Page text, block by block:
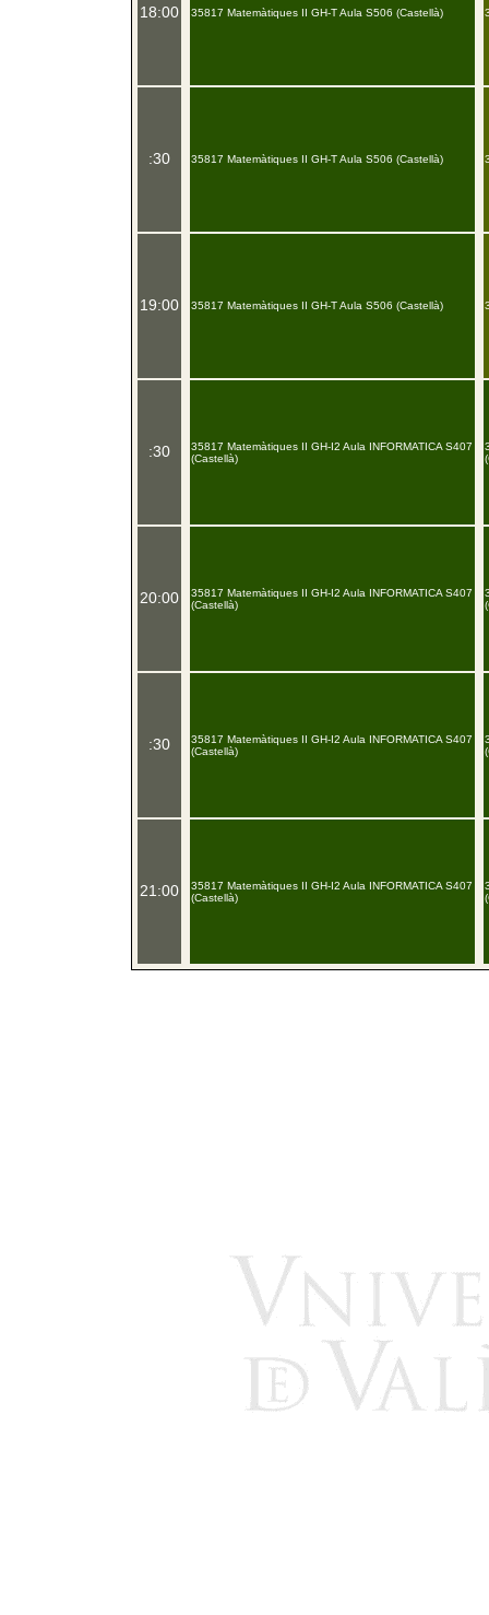
18:00
:30
19:00
:30
20:00
:30
21:00
35817 Matemàtiques II GH-T Aula S506 (Castellà)
35817 Matemàtiques II GH-T Aula S506 (Castellà)
35817 Matemàtiques II GH-T Aula S506 (Castellà)
35817 Matemàtiques II GH-I2 Aula INFORMATICA S407
(Castellà)
35817 Matemàtiques II GH-I2 Aula INFORMATICA S407
(Castellà)
35817 Matemàtiques II GH-I2 Aula INFORMATICA S407
(Castellà)
35817 Matemàtiques II GH-I2 Aula INFORMATICA S407
(Castellà)